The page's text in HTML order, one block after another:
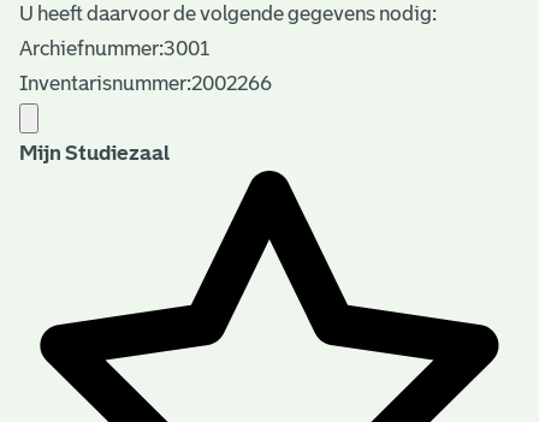
U heeft daarvoor de volgende gegevens nodig:
Archiefnummer:3001
Inventarisnummer:2002266
Mijn Studiezaal